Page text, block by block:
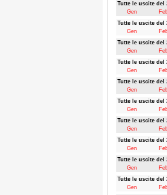
Tutte le uscite del
Gen
Tutte le uscite del
Gen
Tutte le uscite del
Gen
Tutte le uscite del
Gen
Tutte le uscite del
Gen
Tutte le uscite del
Gen
Tutte le uscite del
Gen
Tutte le uscite del
Gen
Tutte le uscite del
Gen
Tutte le uscite del
Gen